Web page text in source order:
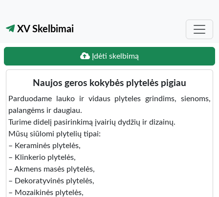
XV Skelbimai
Įdėti skelbimą
Naujos geros kokybės plytelės pigiau
Parduodame lauko ir vidaus plyteles grindims, sienoms,
palangėms ir daugiau.
Turime didelį pasirinkimą įvairių dydžių ir dizainų.
Mūsų siūlomi plytelių tipai:
– Keraminės plytelės,
– Klinkerio plytelės,
– Akmens masės plytelės,
– Dekoratyvinės plytelės,
– Mozaikinės plytelės,